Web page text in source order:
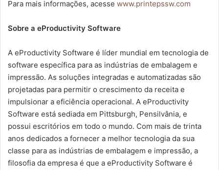
Para mais informações, acesse www.printepssw.com
Sobre a eProductivity Software
A eProductivity Software é líder mundial em tecnologia de
software específica para as indústrias de embalagem e
impressão. As soluções integradas e automatizadas são
projetadas para permitir o crescimento da receita e
impulsionar a eficiência operacional. A eProductivity
Software está sediada em Pittsburgh, Pensilvânia, e
possui escritórios em todo o mundo. Com mais de trinta
anos dedicados a fornecer a melhor tecnologia da sua
classe para as indústrias de embalagem e impressão, a
filosofia da empresa é que a eProductivity Software é